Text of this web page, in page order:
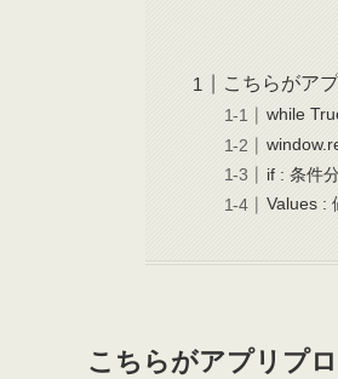
こちらがア
while
if : 条件
Values :
こちらがアプリプ